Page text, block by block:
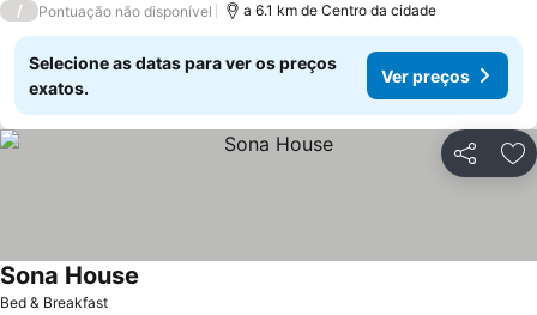
/ Pontuação não disponível a 6.1 km de Centro da cidade
Selecione as datas para ver os preços
exatos.
Ver preços
Partilhar
Bed & Breakfast
Sona House